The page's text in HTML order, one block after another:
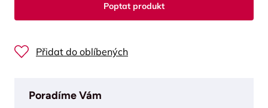
Poptat produkt
Přidat do oblíbených
Poradíme Vám